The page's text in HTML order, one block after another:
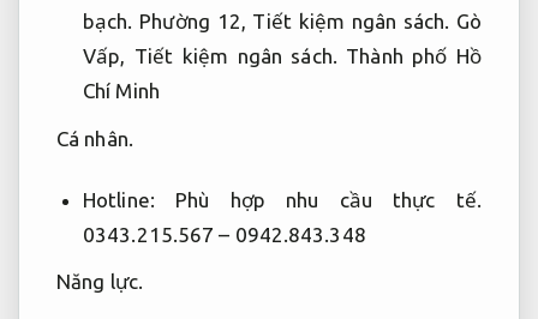
bạch. Phường 12, Tiết kiệm ngân sách. Gò
Vấp, Tiết kiệm ngân sách. Thành phố Hồ
Chí Minh
Cá nhân.
Hotline: Phù hợp nhu cầu thực tế.
0343.215.567 – 0942.843.348
Năng lực.